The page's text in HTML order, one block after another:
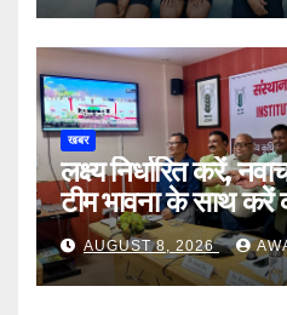
खबर
लक्ष्य निर्धारित करें,
टीम भावना के साथ करें
AUGUST 8, 2026